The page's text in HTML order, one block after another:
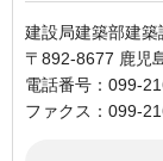
建設局建築部建築
〒892-8677 鹿児
電話番号：099-
ファクス：099-